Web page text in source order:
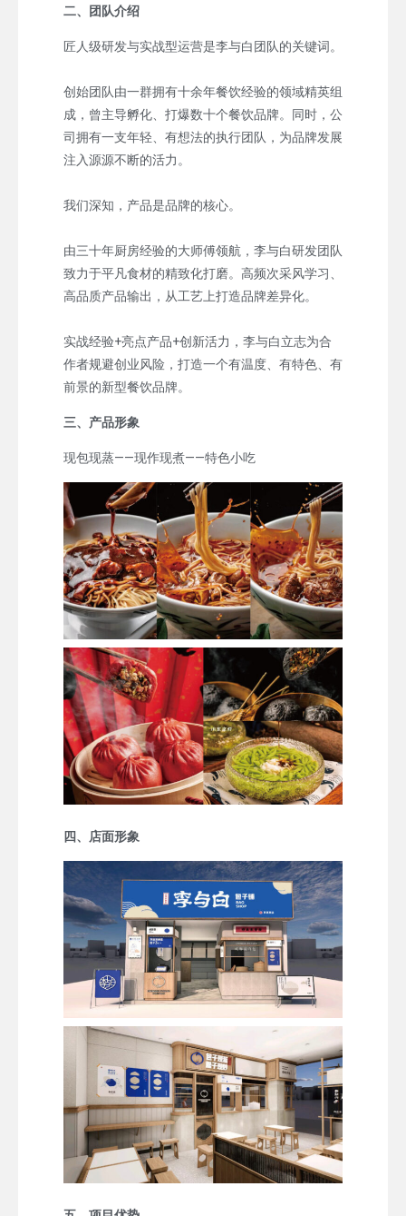
二、团队介绍
匠人级研发与实战型运营是李与白团队的关键词。
创始团队由一群拥有十余年餐饮经验的领域精英组
成，曾主导孵化、打爆数十个餐饮品牌。同时，公
司拥有一支年轻、有想法的执行团队，为品牌发展
注入源源不断的活力。
我们深知，产品是品牌的核心。
由三十年厨房经验的大师傅领航，李与白研发团队
致力于平凡食材的精致化打磨。高频次采风学习、
高品质产品输出，从工艺上打造品牌差异化。
实战经验+亮点产品+创新活力，李与白立志为合
作者规避创业风险，打造一个有温度、有特色、有
前景的新型餐饮品牌。
三、产品形象
现包现蒸——现作现煮——特色小吃
四、店面形象